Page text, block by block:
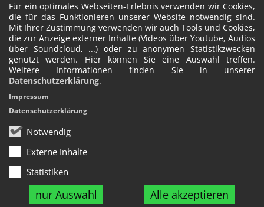
Für ein optimales Webseiten-Erlebnis verwenden wir Cookies,
die für das Funktionieren unserer Website notwendig sind.
Mit Ihrer Zustimmung verwenden wir auch Tools und Cookies,
die zur Anzeige externer Inhalte (Videos über Youtube, Audios
über Soundcloud, ...) oder zu anonymen Statistikzwecken
genutzt werden. Hier können Sie eine Auswahl treffen.
Weitere Informationen finden Sie in unserer
Datenschutzerklärung.
Notwendig
Externe Inhalte
Statistiken
nur Auswahl Alle akzeptieren
Impressum
Datenschutzerklärung